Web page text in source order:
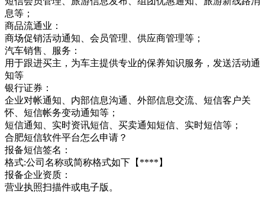
息等；
商品流通业：
商场促销活动通知、会员管理、供应商管理等；
汽车销售、服务：
用于跟进买主，为车主提供专业的保养知识服务，发送活动通
知等
银行证券：
企业对帐通知、内部信息沟通、外部信息交流、短信客户关
怀、短信帐务变动通知等；
短信通知、实时资讯短信、买卖通知短信、实时短信等；
合肥短信软件平台怎么申请？
报备短信签名：
格式:公司名称或简称格式如下【****】
报备企业资质：
营业执照扫描件或电子版。